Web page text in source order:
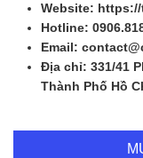
Website:
Hotline:
Email:
Địa chỉ: 331/41
Thành Phố Hồ